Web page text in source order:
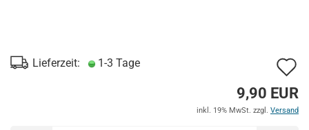
Lieferzeit: 1-3 Tage
9,90 EUR
inkl. 19% MwSt. zzgl. Versand